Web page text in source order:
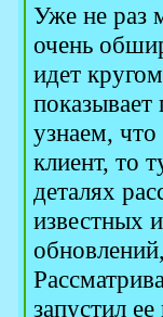
Уже не раз
очень
идет
показывает
узнаем,
клиент, то
деталях
известных
запустил